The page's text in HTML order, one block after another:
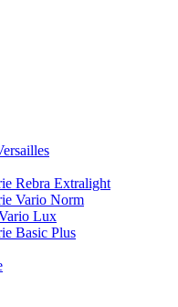
Rebra Extralight
Vario Norm
Lux
Basic Plus